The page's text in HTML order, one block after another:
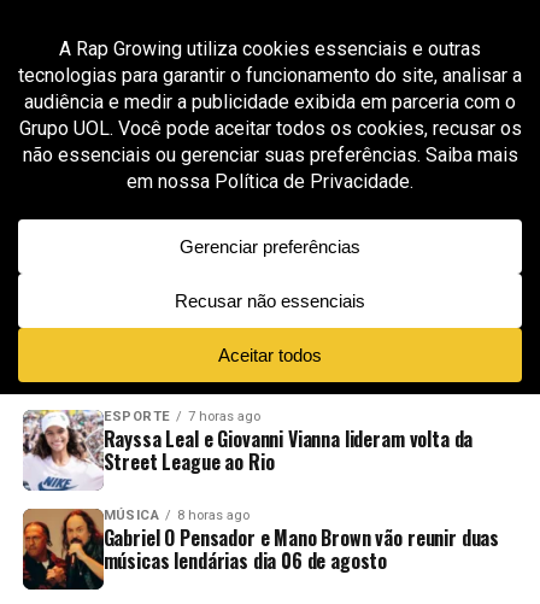
All posts tagged "GR6"
MÚSICA 2 meses ago
MC Marks lança “A Sorte Me Espera” em
parceria com TOKIODK
NOVIDADES EM ALTA VÍDEOS
ESPORTE 7 horas ago
Rayssa Leal e Giovanni Vianna lideram volta da
Street League ao Rio
MÚSICA 8 horas ago
Gabriel O Pensador e Mano Brown vão reunir duas
músicas lendárias dia 06 de agosto